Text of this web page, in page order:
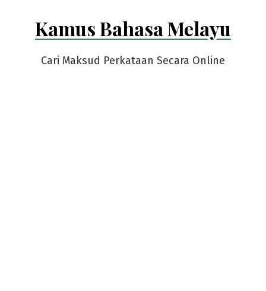
Kamus Bahasa Melayu
Cari Maksud Perkataan Secara Online